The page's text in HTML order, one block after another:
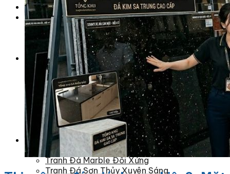
Đá Cầu Thang
Đá Bàn Bếp
Đá Bàn Bếp
Đá Lát Nền
Đá Bàn Bếp Cao Cấp
Đá Ốp
Đá Ốp Bếp
Đá Ốp Mặt Tiền
Đá Ốp Cột
Đá Ốp Mộ
Đá Ốp Thang Máy
Đá Ốp Bàn Bếp Nhân Tạo
Đá Ốp Bếp Tự Nhiên
Tranh đá
Tranh Đá Granite Đối Xứng
Tranh Đá Marble Đối Xứng
Tranh Đá Sơn Thủy Xuyên Sáng